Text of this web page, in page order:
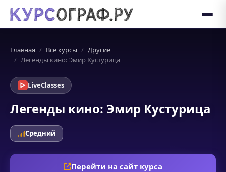
Главная Все курсы
Другие
Легенды кино: Эмир Кустурица
LiveClasses
Легенды кино: Эмир Кустурица
Средний
Перейти на сайт курса